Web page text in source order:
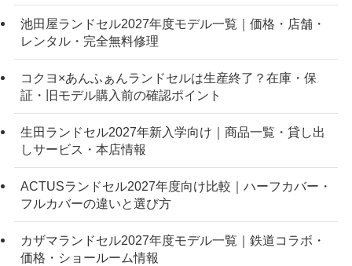
池田屋ランドセル2027年度モデル一覧｜価格・店舗・
レンタル・完全無料修理
コクヨ×あんふぁんランドセルは生産終了？在庫・保
証・旧モデル購入前の確認ポイント
生田ランドセル2027年新入学向け｜商品一覧・貸し出
しサービス・本店情報
ACTUSランドセル2027年度向け比較｜ハーフカバー・
フルカバーの違いと選び方
カザマランドセル2027年度モデル一覧｜鉄道コラボ・
価格・ショールーム情報